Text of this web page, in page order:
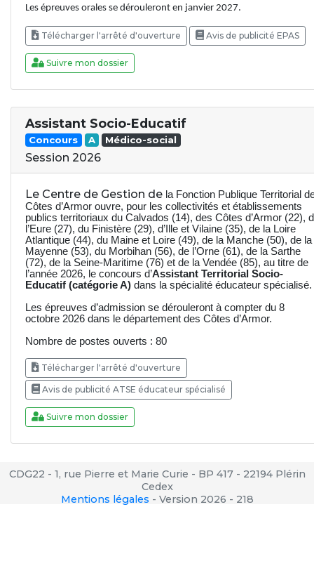
Les épreuves orales se dérouleront en janvier 2027.
Télécharger l'arrêté d'ouverture Avis de publicité EPAS
Suivre mon dossier
Assistant Socio-Educatif
Concours A Médico-social
Session 2026
Le Centre de Gestion de la Fonction Publique Territorial
Côtes d’Armor ouvre, pour les collectivités et établissements
publics territoriaux du Calvados (14), des Côtes d’Armor (22),
l’Eure (27), du Finistère (29), d’Ille et Vilaine (35), de la Loire
Atlantique (44), du Maine et Loire (49), de la Manche (50), de la
Mayenne (53), du Morbihan (56), de l’Orne (61), de la Sarthe
(72), de la Seine-Maritime (76) et de la Vendée (85), au titre de
l’année 2026, le concours d’Assistant Territorial Socio-
Educatif (catégorie A) dans la spécialité éducateur spécialisé.
Les épreuves d’admission se dérouleront à compter du 8
octobre 2026 dans le département des Côtes d’Armor.
Nombre de postes ouverts : 80
Télécharger l'arrêté d'ouverture
Avis de publicité ATSE éducateur spécialisé
Suivre mon dossier
CDG22 - 1, rue Pierre et Marie Curie - BP 417 - 22194 Plérin
Cedex
Mentions légales - Version 2026 - 218